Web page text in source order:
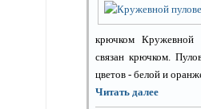
крючком Кружевной
связан крючком.
цветов - белой и
Читать далее